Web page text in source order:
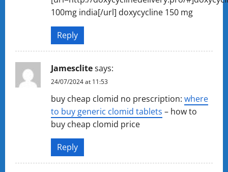
100mg india[/url] doxycycline 150 mg
Reply
Jamesclitesays:
24/07/2024 at 11:53
buy cheap clomid no prescription: where
to buy generic clomid tablets – how to
buy cheap clomid price
Reply